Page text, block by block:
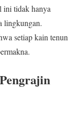
ini tidak hanya
lingkungan.
setiap kain tenun